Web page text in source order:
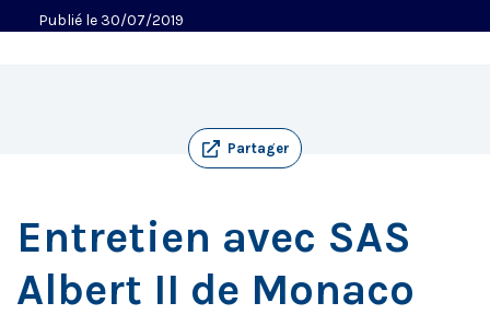
Publié le 30/07/2019
Partager
Entretien avec SAS
Albert II de Monaco